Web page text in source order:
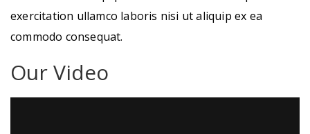
exercitation ullamco laboris nisi ut aliquip ex ea
commodo consequat.
Our Video